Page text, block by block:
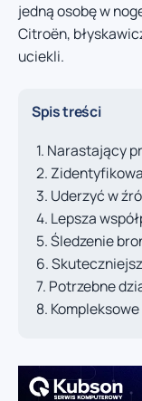
jedną osobę w
Citroën,
uciekli.
Spis treści
Narastający
Uderzyć w
Lepsza
Śledzenie
Potrzebne